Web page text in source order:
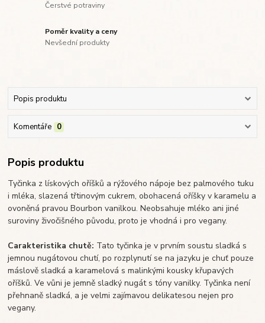
Čerstvé potraviny
Poměr kvality a ceny
Nevšední produkty
Popis produktu
Komentáře 0
Popis produktu
Tyčinka z lískových oříšků a rýžového nápoje bez palmového tuku
i mléka, slazená třtinovým cukrem, obohacená oříšky v karamelu a
ovoněná pravou Bourbon vanilkou. Neobsahuje mléko ani jiné
suroviny živočišného původu, proto je vhodná i pro vegany.
Carakteristika chutě: Tato tyčinka je v prvním soustu sladká s
jemnou nugátovou chutí, po rozplynutí se na jazyku je chuť pouze
máslově sladká a karamelová s malinkými kousky křupavých
oříšků. Ve vůni je jemně sladký nugát s tóny vanilky. Tyčinka není
přehnaně sladká, a je velmi zajímavou delikatesou nejen pro
vegany.